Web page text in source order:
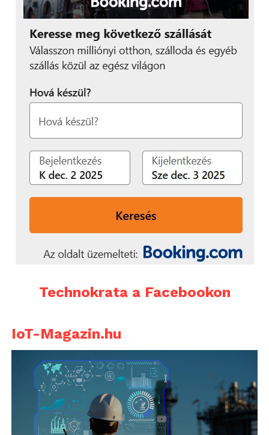
Technokrata a Facebookon
IoT-Magazin.hu